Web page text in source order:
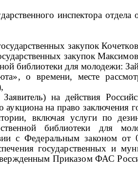
инспектора
закупок
закупок
библиотеки для молодежи:
, о времени, месте
на действия
на право заключения
включая услуги по
библиотеки для
с Федеральным законом
государственных и
Приказом ФАС